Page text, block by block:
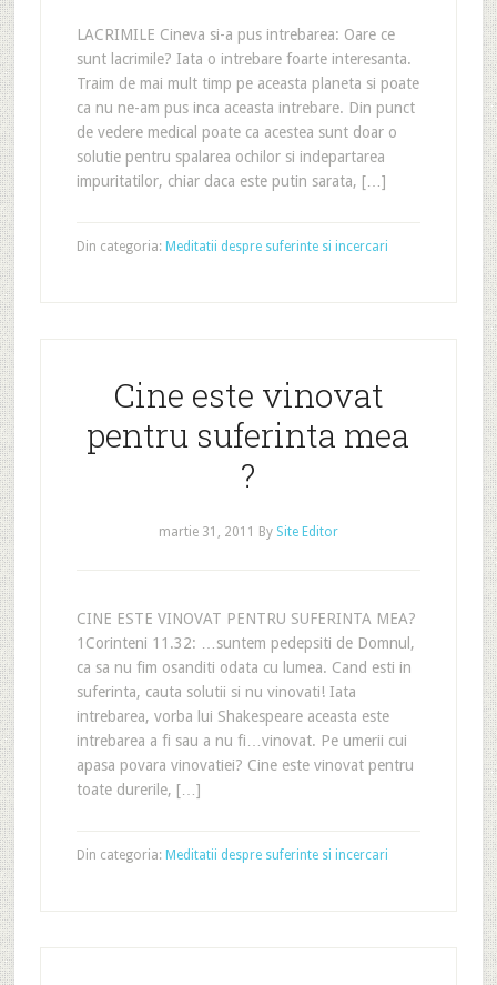
LACRIMILE Cineva si-a pus intrebarea: Oare ce
sunt lacrimile? Iata o intrebare foarte interesanta.
Traim de mai mult timp pe aceasta planeta si poate
ca nu ne-am pus inca aceasta intrebare. Din punct
de vedere medical poate ca acestea sunt doar o
solutie pentru spalarea ochilor si indepartarea
impuritatilor, chiar daca este putin sarata, […]
Din categoria: Meditatii despre suferinte si incercari
Cine este vinovat
pentru suferinta mea
?
martie 31, 2011 By Site Editor
CINE ESTE VINOVAT PENTRU SUFERINTA MEA?
1Corinteni 11.32: …suntem pedepsiti de Domnul,
ca sa nu fim osanditi odata cu lumea. Cand esti in
suferinta, cauta solutii si nu vinovati! Iata
intrebarea, vorba lui Shakespeare aceasta este
intrebarea a fi sau a nu fi…vinovat. Pe umerii cui
apasa povara vinovatiei? Cine este vinovat pentru
toate durerile, […]
Din categoria: Meditatii despre suferinte si incercari